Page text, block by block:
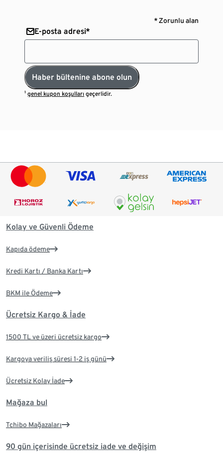
* Zorunlu alan
E-posta adresi*
Haber bültenine abone olun
¹genel kupon koşulları geçerlidir.
Kolay ve Güvenli Ödeme
Kapıda ödeme
Kredi Kartı / Banka Kartı
BKM ile Ödeme
Ücretsiz Kargo & İade
1500 TL ve üzeri ücretsiz kargo
Kargoya veriliş süresi 1-2 iş günü
Ücretsiz Kolay İade
Mağaza bul
Tchibo Mağazaları
90 gün içerisinde ücretsiz iade ve değişim